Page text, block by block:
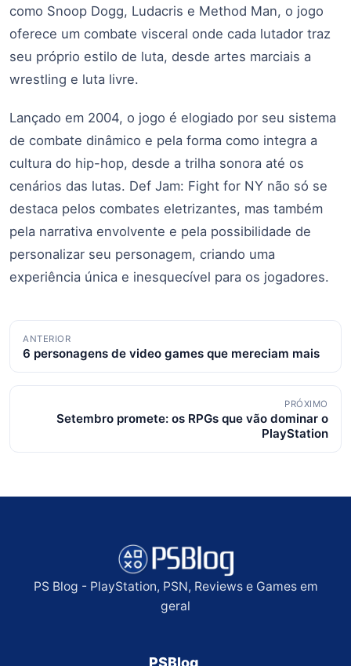
como Snoop Dogg, Ludacris e Method Man, o jogo
oferece um combate visceral onde cada lutador traz
seu próprio estilo de luta, desde artes marciais a
wrestling e luta livre.
Lançado em 2004, o jogo é elogiado por seu sistema
de combate dinâmico e pela forma como integra a
cultura do hip-hop, desde a trilha sonora até os
cenários das lutas. Def Jam: Fight for NY não só se
destaca pelos combates eletrizantes, mas também
pela narrativa envolvente e pela possibilidade de
personalizar seu personagem, criando uma
experiência única e inesquecível para os jogadores.
Navegação
de
posts
ANTERIOR
6 personagens de video games que mereciam mais
PRÓXIMO
Setembro promete: os RPGs que vão dominar o
PlayStation
PS Blog - PlayStation, PSN, Reviews e Games em
geral